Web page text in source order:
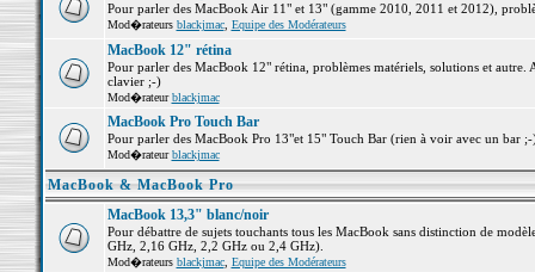
Pour parler des MacBook Air 11" et 13" (gamme 2010, 2011 et 2012),
Mod�rateurs blackjmac, Equipe des Modérateurs
MacBook 12" rétina
Pour parler des MacBook 12" rétina, problèmes matériels, solutions et
clavier ;-)
Mod�rateurblackjmac
MacBook Pro Touch Bar
Pour parler des MacBook Pro 13"et 15" Touch Bar (rien à voir avec un bar
Mod�rateurblackjmac
MacBook & MacBook Pro
MacBook 13,3" blanc/noir
Pour débattre de sujets touchants tous les MacBook sans distinction de
GHz, 2,16 GHz, 2,2 GHz ou 2,4 GHz).
Mod�rateurs blackjmac, Equipe des Modérateurs